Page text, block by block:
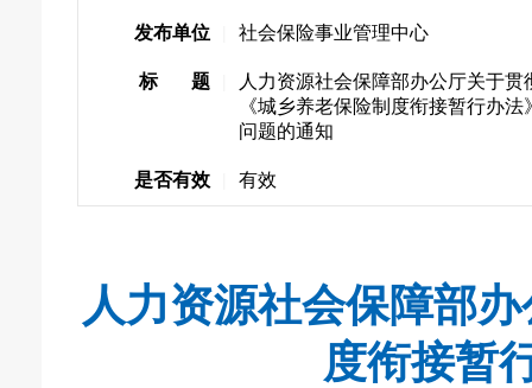
发布单位 社会保险事业管理中心
标 题
人力资源社会保障部办公厅关于贯
《城乡养老保险制度衔接暂行办法
问题的通知
是否有效 有效
人力资源社会保障部
度衔接暂